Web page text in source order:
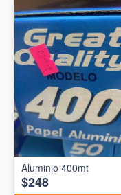
Aluminio 400mt
$248